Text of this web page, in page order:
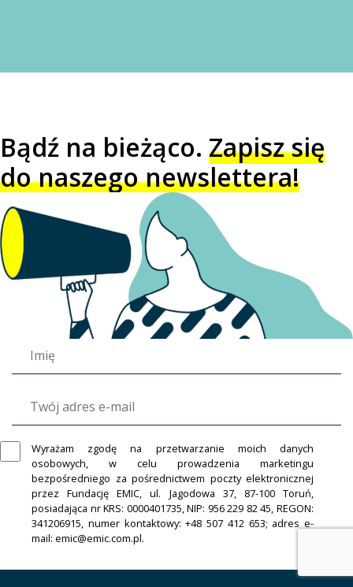
Bądź na bieżąco. Zapisz się
do naszego newslettera!
Wyrażam zgodę na przetwarzanie moich danych
osobowych, w celu prowadzenia marketingu
bezpośredniego za pośrednictwem poczty elektronicznej
przez Fundację EMIC, ul. Jagodowa 37, 87-100 Toruń,
posiadająca nr KRS: 0000401735, NIP: 956 229 82 45, REGON:
341206915, numer kontaktowy: +48 507 412 653; adres e-
mail: emic@emic.com.pl.